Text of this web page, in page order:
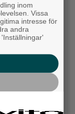
inom
Vissa
intresse för
andra